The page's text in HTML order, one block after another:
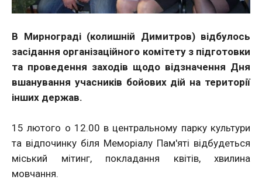
В Мирнограді (колишній Димитров) відбулось
засідання організаційного комітету з підготовки
та проведення заходів щодо відзначення Дня
вшанування учасників бойових дій на території
інших держав.
15 лютого о 12.00 в центральному парку культури
та відпочинку біля Меморіалу Пам'яті відбудеться
міський мітинг, покладання квітів, хвилина
мовчання.